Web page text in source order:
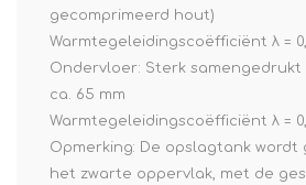
gecomprimeerd hout)
Warmtegeleidingscoëfficiënt λ =
Ondervloer: Sterk samengedrukt
ca. 65 mm
Warmtegeleidingscoëfficiënt λ =
Opmerking: De opslagtank
het zwarte oppervlak, met de